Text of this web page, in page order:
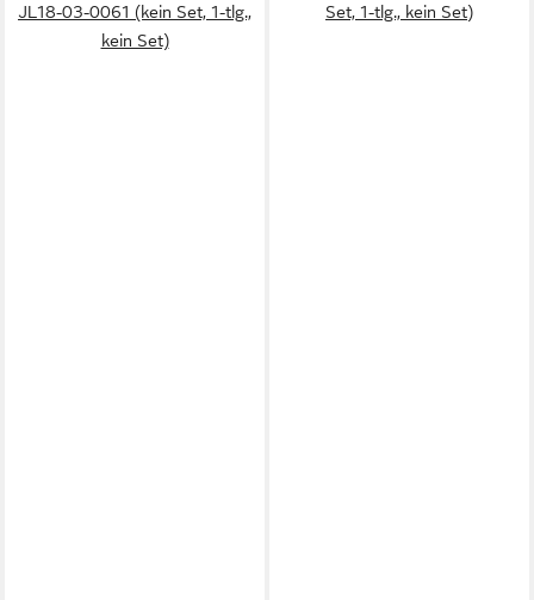
JL18-03-0061 (kein Set, 1-tlg.,
kein Set)
Set, 1-tlg., kein Set)